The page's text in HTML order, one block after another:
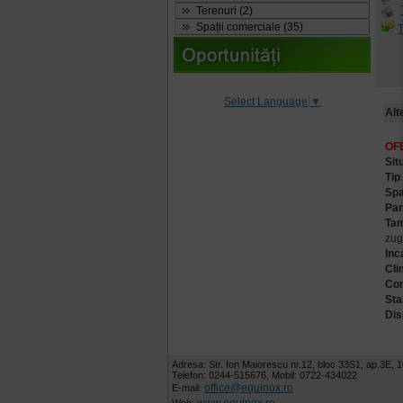
Terenuri (2)
Spații comerciale (35)
Select Language ▼
Tip
Adresa: Str. Ion Maiorescu nr.12, bloc 33S1, ap.3E,
Telefon: 0244-515676, Mobil: 0722-434022
E-mail: office@equinox.ro